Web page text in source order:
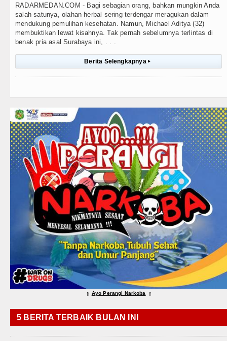
RADARMEDAN.COM - Bagi sebagian orang, bahkan mungkin Anda
salah satunya, olahan herbal sering terdengar meragukan dalam
mendukung pemulihan kesehatan. Namun, Michael Aditya (32)
membuktikan lewat kisahnya. Tak pernah sebelumnya terlintas di
benak pria asal Surabaya ini, . . .
Berita Selengkapnya ▸
⇑ Ayo Perangi Narkoba ⇑
5 BERITA TERBAIK BULAN INI